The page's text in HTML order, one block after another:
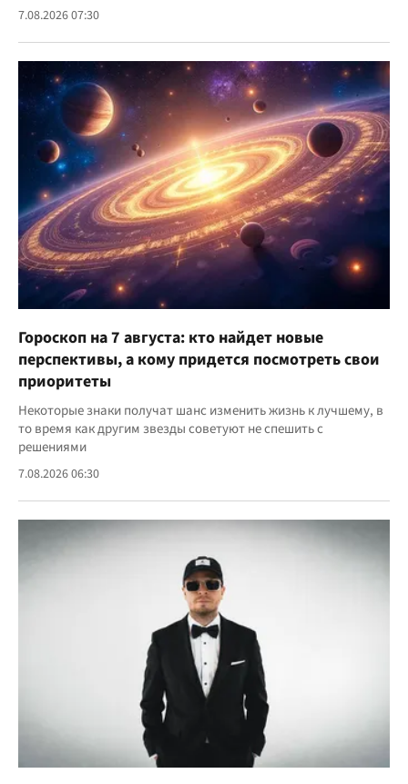
7.08.2026 07:30
Гороскоп на 7 августа: кто найдет новые
перспективы, а кому придется посмотреть свои
приоритеты
Некоторые знаки получат шанс изменить жизнь к лучшему, в
то время как другим звезды советуют не спешить с
решениями
7.08.2026 06:30